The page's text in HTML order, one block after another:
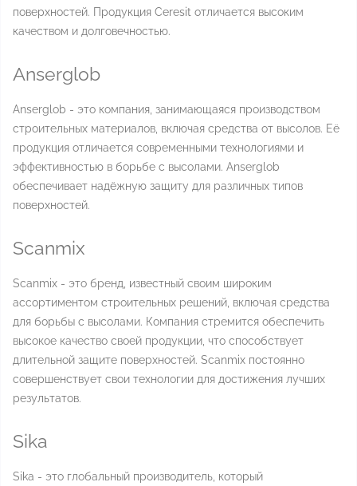
поверхностей. Продукция Ceresit отличается высоким
качеством и долговечностью.
Anserglob
Anserglob - это компания, занимающаяся производством
строительных материалов, включая средства от высолов. Её
продукция отличается современными технологиями и
эффективностью в борьбе с высолами. Anserglob
обеспечивает надёжную защиту для различных типов
поверхностей.
Scanmix
Scanmix - это бренд, известный своим широким
ассортиментом строительных решений, включая средства
для борьбы с высолами. Компания стремится обеспечить
высокое качество своей продукции, что способствует
длительной защите поверхностей. Scanmix постоянно
совершенствует свои технологии для достижения лучших
результатов.
Sika
Sika - это глобальный производитель, который